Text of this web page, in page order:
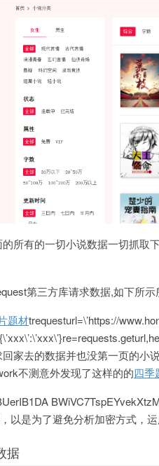
所有的一切小说数据一切抓取
第三方库请求数据,如下所示
题材trequesturl=\’https://
家去的数据并也没第一页的小
不测意外发现了这样的的四季
以是为了避免分析加密方式，
据